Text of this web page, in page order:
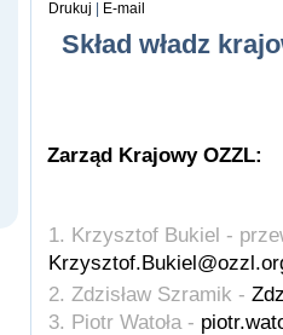
Drukuj E-mail
Skład władz
Zarząd Krajowy OZZL:
Krzysztof Bukiel -
Zdzisław Szramik -
Piotr Watoła -